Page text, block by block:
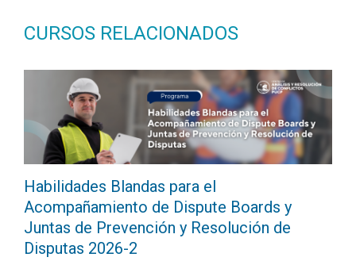
CURSOS RELACIONADOS
Habilidades Blandas para el
Acompañamiento de Dispute Boards y
Juntas de Prevención y Resolución de
Disputas 2026-2